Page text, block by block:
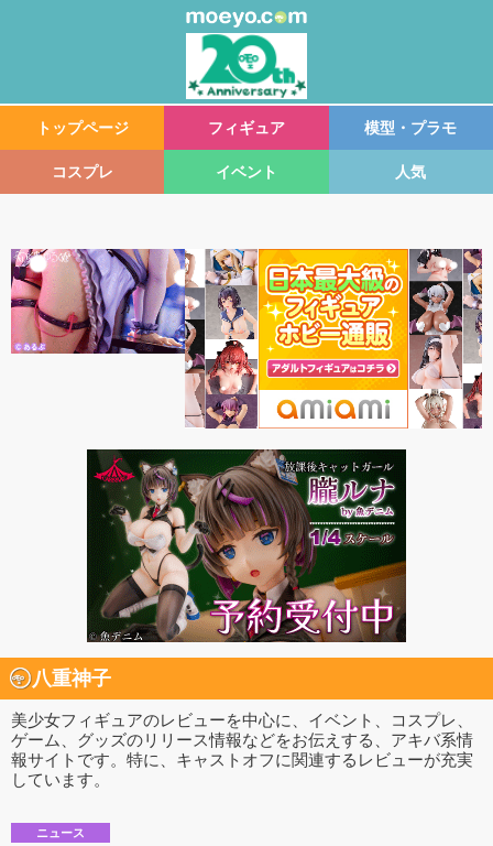
トップページ フィギュア 模型・プラモ
コスプレ イベント 人気
八重神子
美少女フィギュアのレビューを中心に、イベント、コスプレ、
ゲーム、グッズのリリース情報などをお伝えする、アキバ系情
報サイトです。特に、キャストオフに関連するレビューが充実
しています。
ニュース